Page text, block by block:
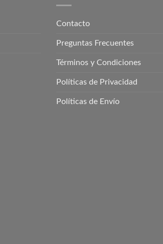
Contacto
Preguntas Frecuentes
Términos y Condiciones
Políticas de Privacidad
Políticas de Envío